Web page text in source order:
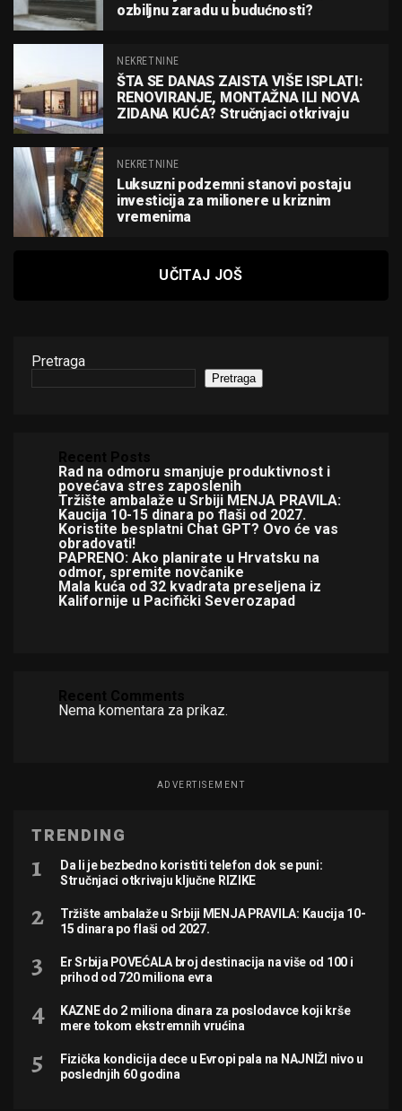
ozbiljnu zaradu u budućnosti?
NEKRETNINE
ŠTA SE DANAS ZAISTA VIŠE ISPLATI:
RENOVIRANJE, MONTAŽNA ILI NOVA
ZIDANA KUĆA? Stručnjaci otkrivaju
NEKRETNINE
Luksuzni podzemni stanovi postaju
investicija za milionere u kriznim
vremenima
UČITAJ JOŠ
Pretraga
Pretraga
Recent Posts
Rad na odmoru smanjuje produktivnost i
povećava stres zaposlenih
Tržište ambalaže u Srbiji MENJA PRAVILA:
Kaucija 10-15 dinara po flaši od 2027.
Koristite besplatni Chat GPT? Ovo će vas
obradovati!
PAPRENO: Ako planirate u Hrvatsku na
odmor, spremite novčanike
Mala kuća od 32 kvadrata preseljena iz
Kalifornije u Pacifički Severozapad
Recent Comments
Nema komentara za prikaz.
ADVERTISEMENT
TRENDING
Da li je bezbedno koristiti telefon dok se puni:
Stručnjaci otkrivaju ključne RIZIKE
Tržište ambalaže u Srbiji MENJA PRAVILA: Kaucija 10-
15 dinara po flaši od 2027.
Er Srbija POVEĆALA broj destinacija na više od 100 i
prihod od 720 miliona evra
KAZNE do 2 miliona dinara za poslodavce koji krše
mere tokom ekstremnih vrućina
Fizička kondicija dece u Evropi pala na NAJNIŽI nivo u
poslednjih 60 godina